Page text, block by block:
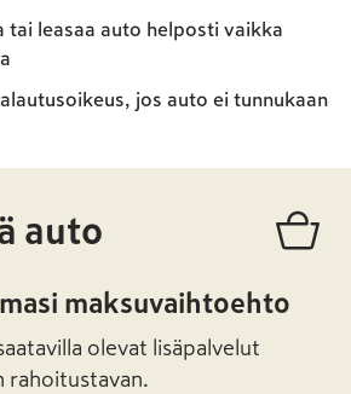
tai leasaa auto helposti vaikka
jos auto ei tunnukaan
auto
maksuvaihtoehto
olevat lisäpalvelut
rahoitustavan.